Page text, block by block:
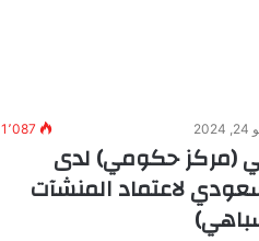
1٬087
(مركز حكومي) لدى
لاعتماد المنشآت